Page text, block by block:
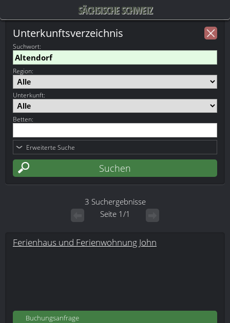
SÄCHSISCHE SCHWEIZ
Unterkunftsverzeichnis
Suchwort:
Region:
Unterkunft:
Betten:
Erweiterte Suche
3 Suchergebnisse
Seite 1/1
Ferienhaus und Ferienwohnung John
Buchungsanfrage